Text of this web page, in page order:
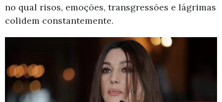
no qual risos, emoções, transgressões e lágrimas
colidem constantemente.